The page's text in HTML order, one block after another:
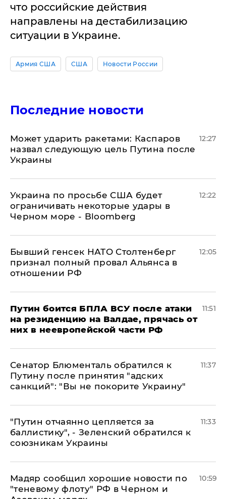
что российские действия
направлены на дестабилизацию
ситуации в Украине.
Армия США США Новости России
Последние новости
Может ударить ракетами: Каспаров
назвал следующую цель Путина после
Украины
12:27
Украина по просьбе США будет
ограничивать некоторые удары в
Черном море - Bloomberg
12:22
Бывший генсек НАТО Столтенберг
признал полный провал Альянса в
отношении РФ
12:05
Путин боится БПЛА ВСУ после атаки
на резиденцию на Валдае, прячась от
них в неевропейской части РФ
11:51
Сенатор Блюменталь обратился к
Путину после принятия "адских
санкций": "Вы не покорите Украину"
11:37
"Путин отчаянно цепляется за
баллистику", - Зеленский обратился к
союзникам Украины
11:33
Мадяр сообщил хорошие новости по
"теневому флоту" РФ в Черном и
10:59